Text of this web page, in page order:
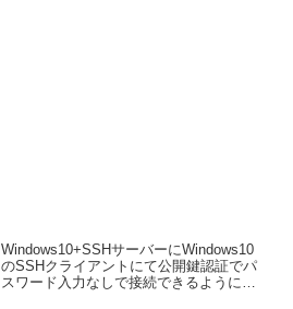
Windows10+SSHサーバーにWindows10
のSSHクライアントにて公開鍵認証でパ
スワード入力なしで接続できるようにし